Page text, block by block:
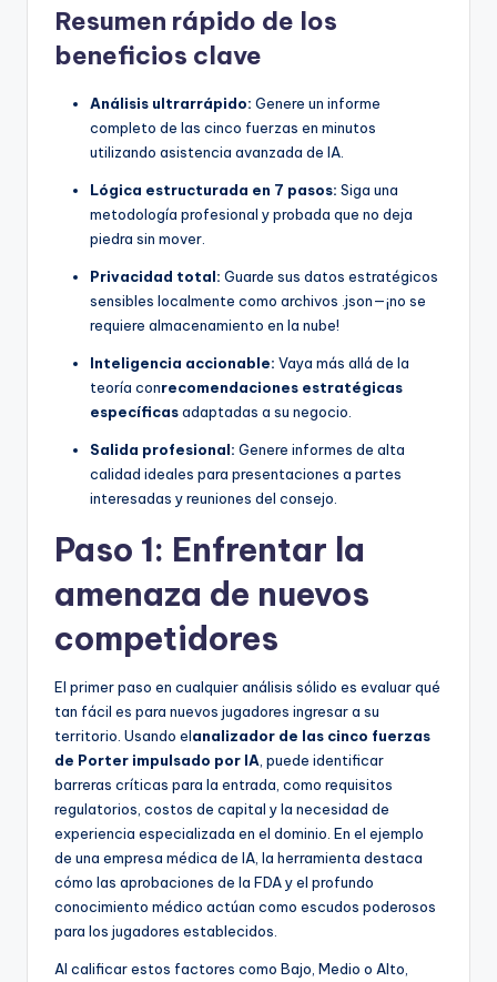
Resumen rápido de los
beneficios clave
Análisis ultrarrápido: Genere un informe
completo de las cinco fuerzas en minutos
utilizando asistencia avanzada de IA.
Lógica estructurada en 7 pasos: Siga una
metodología profesional y probada que no deja
piedra sin mover.
Privacidad total: Guarde sus datos estratégicos
sensibles localmente como archivos .json—¡no se
requiere almacenamiento en la nube!
Inteligencia accionable: Vaya más allá de la
teoría conrecomendaciones estratégicas
específicasadaptadas a su negocio.
Salida profesional: Genere informes de alta
calidad ideales para presentaciones a partes
interesadas y reuniones del consejo.
Paso 1: Enfrentar la
amenaza de nuevos
competidores
El primer paso en cualquier análisis sólido es evaluar qué
tan fácil es para nuevos jugadores ingresar a su
territorio. Usando elanalizador de las cinco fuerzas
de Porter impulsado por IA , puede identificar
barreras críticas para la entrada, como requisitos
regulatorios, costos de capital y la necesidad de
experiencia especializada en el dominio. En el ejemplo
de una empresa médica de IA, la herramienta destaca
cómo las aprobaciones de la FDA y el profundo
conocimiento médico actúan como escudos poderosos
para los jugadores establecidos.
Al calificar estos factores como Bajo, Medio o Alto,